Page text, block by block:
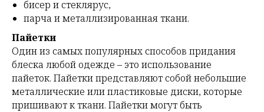
бисер и стеклярус,
парча и металлизированная ткани.
Пайетки
Один из самых популярных способов придания
блеска любой одежде – это использование
пайеток. Пайетки представляют собой небольшие
металлические или пластиковые диски, которые
пришивают к ткани. Пайетки могут быть